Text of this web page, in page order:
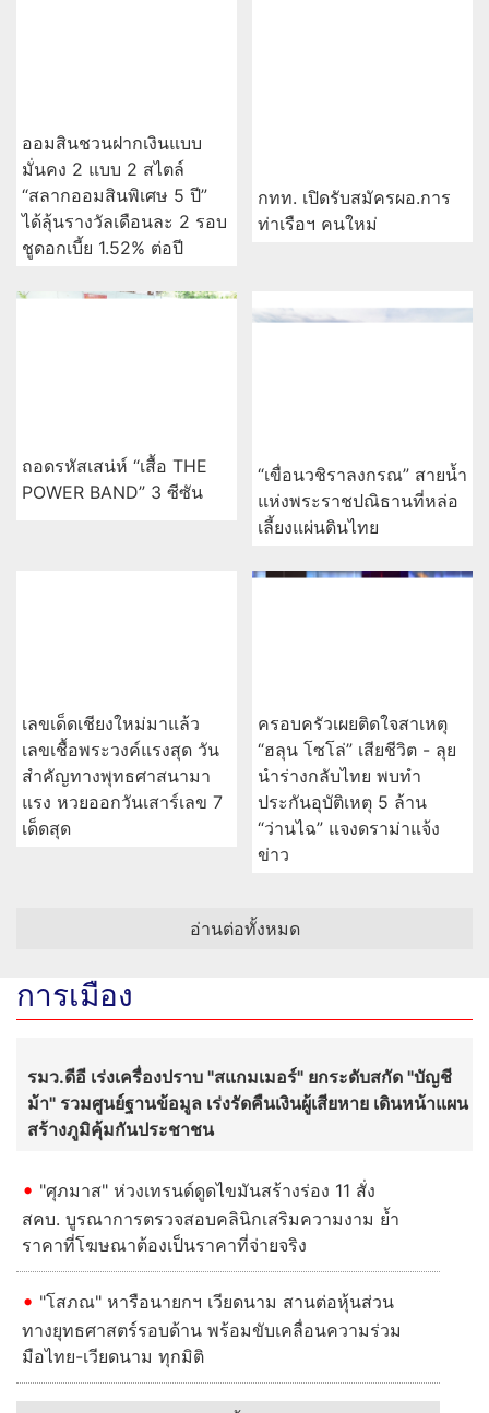
ออมสินชวนฝากเงินแบบ
มั่นคง 2 แบบ 2 สไตล์
“สลากออมสินพิเศษ 5 ปี”
ได้ลุ้นรางวัลเดือนละ 2 รอบ
ชูดอกเบี้ย 1.52% ต่อปี
กทท. เปิดรับสมัครผอ.การ
ท่าเรือฯ คนใหม่
ถอดรหัสเสน่ห์ “เสื้อ THE
POWER BAND” 3 ซีซัน
“เขื่อนวชิราลงกรณ” สายน้ำ
แห่งพระราชปณิธานที่หล่อ
เลี้ยงแผ่นดินไทย
เลขเด็ดเชียงใหม่มาแล้ว
เลขเชื้อพระวงค์แรงสุด วัน
สำคัญทางพุทธศาสนามา
แรง หวยออกวันเสาร์เลข 7
เด็ดสุด
ครอบครัวเผยติดใจสาเหตุ
“ฮลุน โซโล่” เสียชีวิต - ลุย
นำร่างกลับไทย พบทำ
ประกันอุบัติเหตุ 5 ล้าน
“ว่านไฉ” แจงดราม่าแจ้ง
ข่าว
อ่านต่อทั้งหมด
การเมือง
รมว.ดีอี เร่งเครื่องปราบ "สแกมเมอร์" ยกระดับสกัด "บัญชี
ม้า" รวมศูนย์ฐานข้อมูล เร่งรัดคืนเงินผู้เสียหาย เดินหน้าแผน